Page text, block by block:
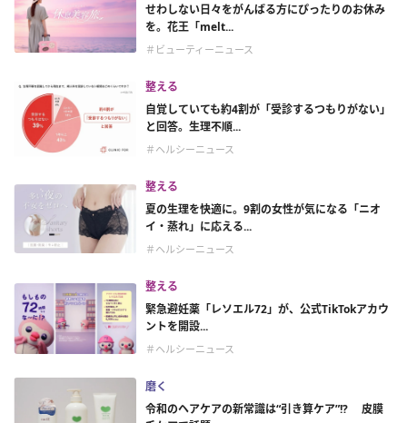
せわしない日々をがんばる方にぴったりのお休み
を。花王「melt...
＃ビューティーニュース
整える
自覚していても約4割が「受診するつもりがない」
と回答。生理不順...
＃ヘルシーニュース
整える
夏の生理を快適に。9割の女性が気になる「ニオ
イ・蒸れ」に応える...
＃ヘルシーニュース
整える
緊急避妊薬「レソエル72」が、公式TikTokアカウ
ントを開設...
＃ヘルシーニュース
磨く
令和のヘアケアの新常識は“引き算ケア”!? 皮膜